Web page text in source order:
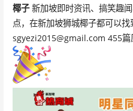
椰子新加坡即时资讯、搞笑趣
点，在新加坡狮城椰子都可以
sgyezi2015@gmail.com 455